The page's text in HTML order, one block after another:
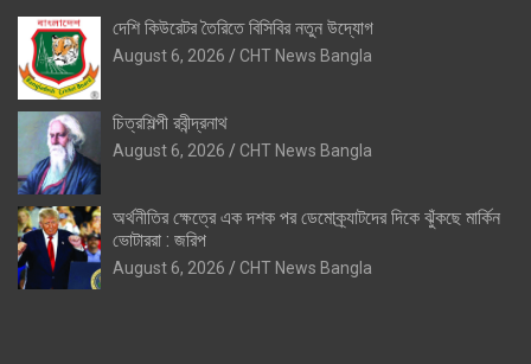
দেশি কিউরেটর তৈরিতে বিসিবির নতুন উদ্যোগ
August 6, 2026 CHT News Bangla
চিত্রশিল্পী রবীন্দ্রনাথ
August 6, 2026 CHT News Bangla
অর্থনীতির ক্ষেত্রে এক দশক পর ডেমোক্র্যাটদের দিকে ঝুঁকছে মার্কিন
ভোটাররা : জরিপ
August 6, 2026 CHT News Bangla